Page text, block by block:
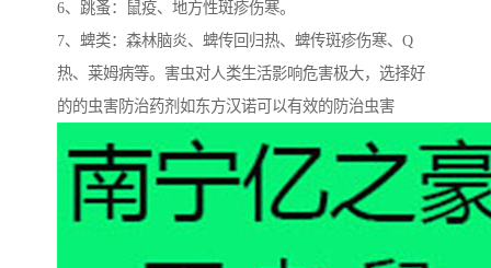
6、跳蚤：鼠疫、地方性斑疹伤寒。
7、蜱类：森林脑炎、蜱传回归热、蜱传斑疹伤寒、Q
热、莱姆病等。害虫对人类生活影响危害极大，选择好
的的虫害防治药剂如东方汉诺可以有效的防治虫害